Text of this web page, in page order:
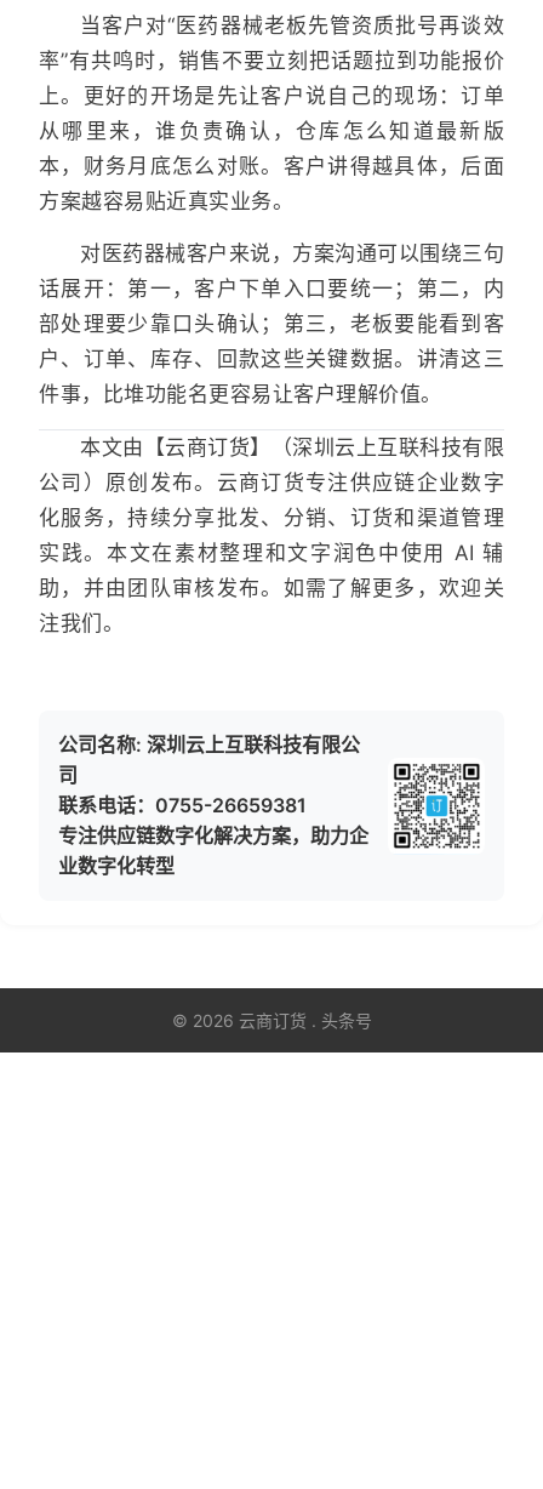
当客户对“医药器械老板先管资质批号再谈效
率”有共鸣时，销售不要立刻把话题拉到功能报价
上。更好的开场是先让客户说自己的现场：订单
从哪里来，谁负责确认，仓库怎么知道最新版
本，财务月底怎么对账。客户讲得越具体，后面
方案越容易贴近真实业务。
对医药器械客户来说，方案沟通可以围绕三句
话展开：第一，客户下单入口要统一；第二，内
部处理要少靠口头确认；第三，老板要能看到客
户、订单、库存、回款这些关键数据。讲清这三
件事，比堆功能名更容易让客户理解价值。
本文由【云商订货】（深圳云上互联科技有限
公司）原创发布。云商订货专注供应链企业数字
化服务，持续分享批发、分销、订货和渠道管理
实践。本文在素材整理和文字润色中使用 AI 辅
助，并由团队审核发布。如需了解更多，欢迎关
注我们。
公司名称: 深圳云上互联科技有限公
司
联系电话：0755-26659381
专注供应链数字化解决方案，助力企
业数字化转型
© 2026 云商订货 . 头条号